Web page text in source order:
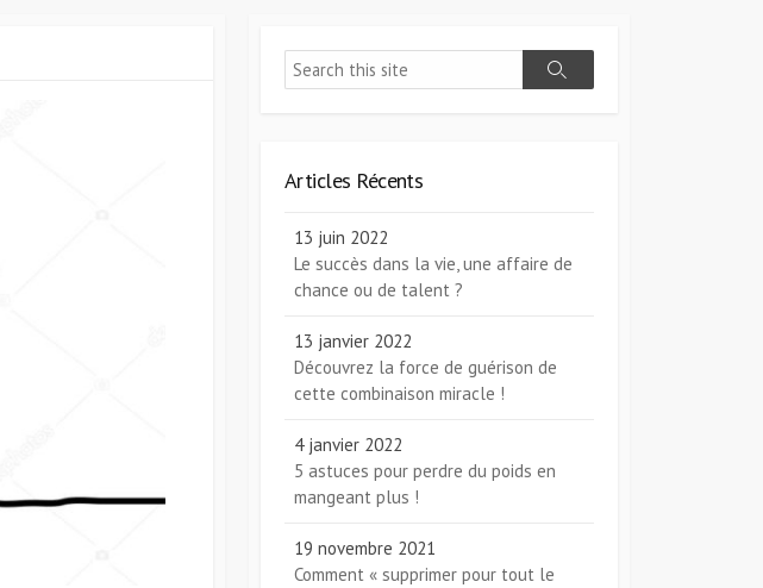
Search
Search
Articles Récents
13 juin 2022
Le succès dans la vie, une affaire de
chance ou de talent ?
13 janvier 2022
Découvrez la force de guérison de
cette combinaison miracle !
4 janvier 2022
5 astuces pour perdre du poids en
mangeant plus !
19 novembre 2021
Comment « supprimer pour tout le